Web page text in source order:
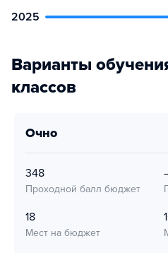
2025
Варианты
классов
очно
348
Проходной балл бюджет
18
Мест на бюджет